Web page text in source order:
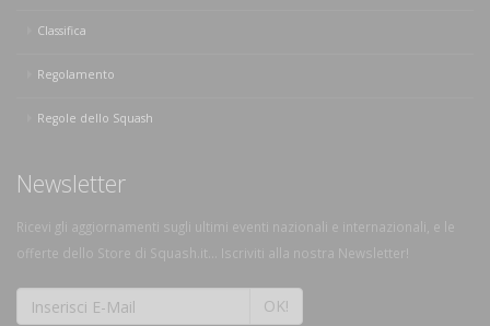
Classifica
Regolamento
Regole dello Squash
Newsletter
Ricevi gli aggiornamenti sugli ultimi eventi nazionali e internazionali, e le
offerte dello Store di Squash.it... Iscriviti alla nostra Newsletter!
OK!